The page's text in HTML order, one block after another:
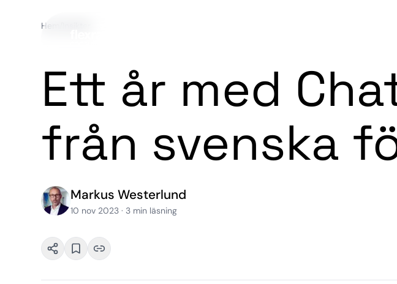
Hem
Ett år med
från svenska
Markus Westerlund
10 nov 2023 ·3 min läsning